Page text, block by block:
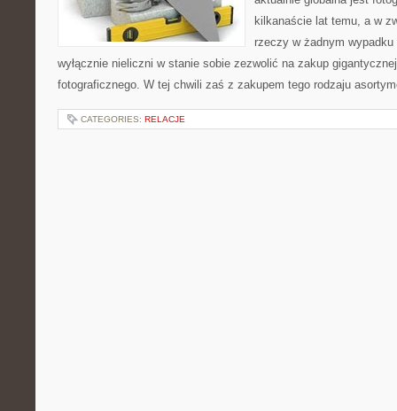
kilkanaście lat temu, a w
rzeczy w żadnym
wyłącznie nieliczni w stanie sobie zezwolić na zakup
fotograficznego. W tej chwili zaś z zakupem tego rodzaju
CATEGORIES: RELACJE